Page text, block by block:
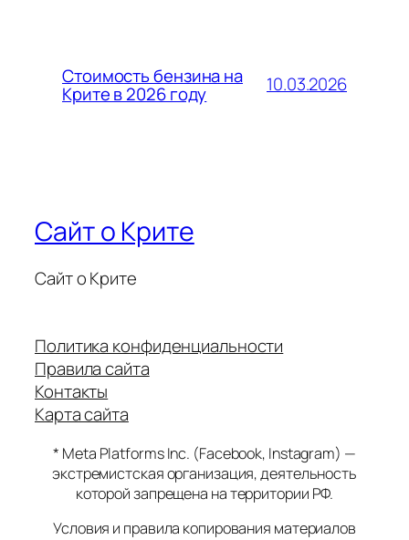
Стоимость бензина на
Крите в 2026 году 10.03.2026
Сайт о Крите
Сайт о Крите
Политика конфиденциальности
Правила сайта
Контакты
Карта сайта
* Meta Platforms Inc. (Facebook, Instagram) —
экстремистская организация, деятельность
которой запрещена на территории РФ.
Условия и правила копирования материалов